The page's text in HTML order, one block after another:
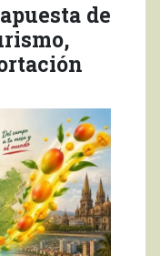
de